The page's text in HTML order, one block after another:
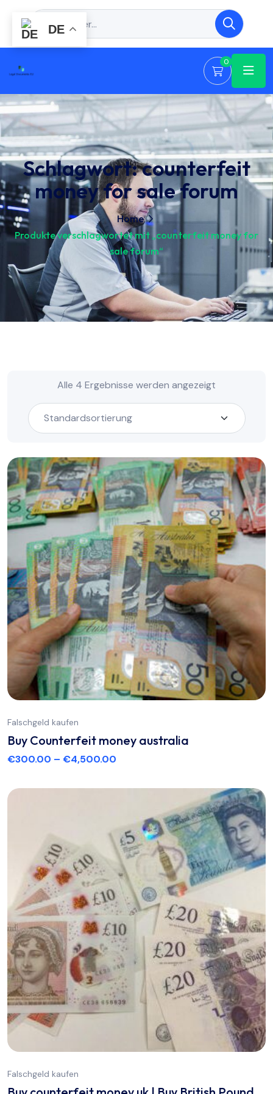
0
Schlagwort:counterfeit
money for sale forum
Home
Produkte verschlagwortet mit „counterfeit money for
sale forum“
Alle 4 Ergebnisse werden angezeigt
Falschgeld kaufen
Buy Counterfeit money australia
€300.00 – €4,500.00
Falschgeld kaufen
DE